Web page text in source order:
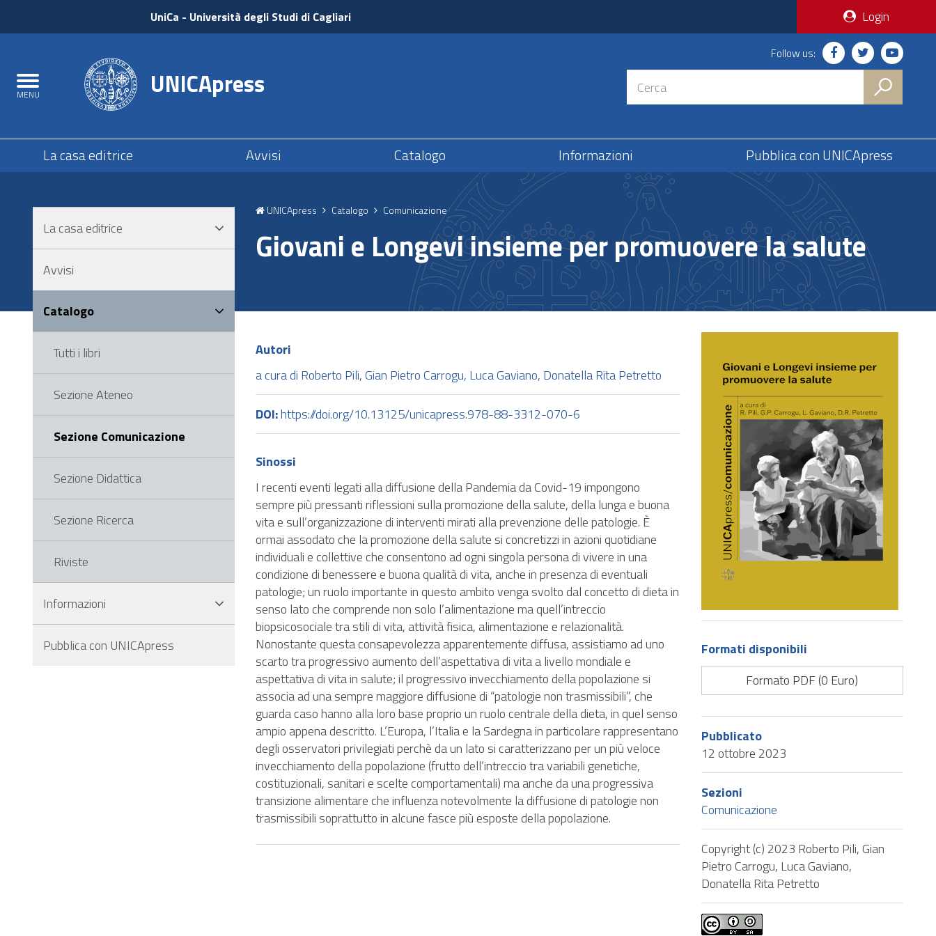
principale
Salta
navigazione
al
sito
UniCa - Università degli Studi di Cagliari Login
Toggle
navigation
MENU UNICApress
Follow us:
SubmenuLa casa editrice Avvisi Catalogo Informazioni Pubblica con UNICApress
UNICApress Catalogo Comunicazione
Giovani e Longevi insieme per promuovere la salute
Autori
a cura di Roberto Pili, Gian Pietro Carrogu, Luca Gaviano, Donatella Rita Petretto
DOI:https://doi.org/10.13125/unicapress.978-88-3312-070-6
Sinossi
I recenti eventi legati alla diffusione della Pandemia da Covid-19 impongono
sempre più pressanti riflessioni sulla promozione della salute, della lunga e buona
vita e sull’organizzazione di interventi mirati alla prevenzione delle patologie. È
ormai assodato che la promozione della salute si concretizzi in azioni quotidiane
individuali e collettive che consentono ad ogni singola persona di vivere in una
condizione di benessere e buona qualità di vita, anche in presenza di eventuali
patologie; un ruolo importante in questo ambito venga svolto dal concetto di dieta in
senso lato che comprende non solo l’alimentazione ma quell’intreccio
biopsicosociale tra stili di vita, attività fisica, alimentazione e relazionalità.
Nonostante questa consapevolezza apparentemente diffusa, assistiamo ad uno
scarto tra progressivo aumento dell’aspettativa di vita a livello mondiale e
aspettativa di vita in salute; il progressivo invecchiamento della popolazione si
associa ad una sempre maggiore diffusione di “patologie non trasmissibili”, che
guarda caso hanno alla loro base proprio un ruolo centrale della dieta, in quel senso
ampio appena descritto. L’Europa, l’Italia e la Sardegna in particolare rappresentano
degli osservatori privilegiati perchè da un lato si caratterizzano per un più veloce
invecchiamento della popolazione (frutto dell’intreccio tra variabili genetiche,
costituzionali, sanitari e scelte comportamentali) ma anche da una progressiva
transizione alimentare che influenza notevolmente la diffusione di patologie non
trasmissibili soprattutto in alcune fasce più esposte della popolazione.
Formati disponibili
Formato PDF (0 Euro)
Pubblicato
12 ottobre 2023
Sezioni
Comunicazione
Copyright (c) 2023 Roberto Pili, Gian
Pietro Carrogu, Luca Gaviano,
Donatella Rita Petretto
La casa editrice
Avvisi
Catalogo
Tutti i libri
Sezione Ateneo
Sezione Comunicazione
Sezione Didattica
Sezione Ricerca
Riviste
Informazioni
Pubblica con UNICApress